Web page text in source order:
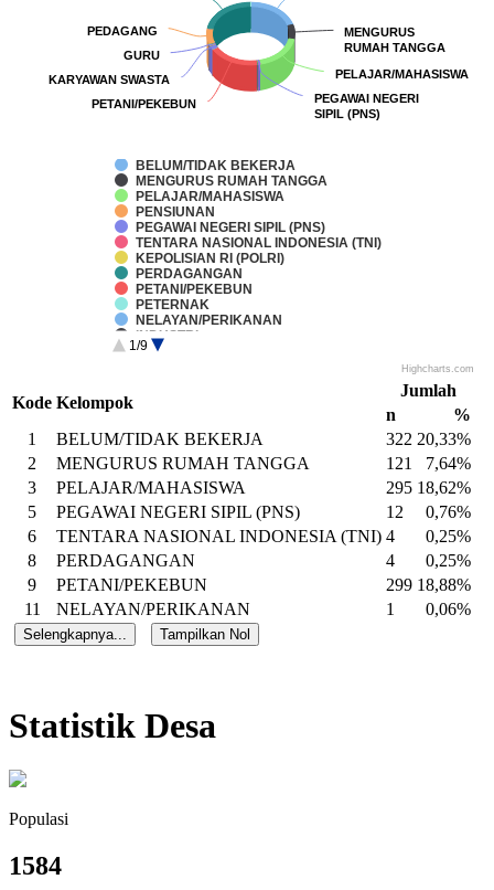
MENGURUS
RUMAH TANGGA
MENGURUS
RUMAH TANGGA
PELAJAR/MAHASISWA
PELAJAR/MAHASISWA
PEGAWAI NEGERI
SIPIL (PNS)
PEGAWAI NEGERI
SIPIL (PNS)
PETANI/PEKEBUN
PETANI/PEKEBUN
KARYAWAN SWASTA
KARYAWAN SWASTA
GURU
GURU
PEDAGANG
PEDAGANG
BELUM/TIDAK BEKERJA
MENGURUS RUMAH TANGGA
PELAJAR/MAHASISWA
PENSIUNAN
PEGAWAI NEGERI SIPIL (PNS)
TENTARA NASIONAL INDONESIA (TNI)
KEPOLISIAN RI (POLRI)
PERDAGANGAN
PETANI/PEKEBUN
PETERNAK
NELAYAN/PERIKANAN
INDUSTRI
KONSTRUKSI
BURUH HARIAN LEPAS
BURUH TANI/PERKEBUNAN
BURUH PETERNAKAN
PEMBANTU RUMAH TANGGA
TUKANG CUKUR
TUKANG LISTRIK
TUKANG BATU
TUKANG KAYU
TUKANG SOL SEPATU
TUKANG JAHIT
TUKANG GIGI
PENATA RIAS
TABIB
PARAJI
1/9
Highcharts.com
Kode Kelompok
Jumlah
n
%
1
BELUM/TIDAK BEKERJA 322 20,33%
2
MENGURUS RUMAH TANGGA 121
7,64%
3
PELAJAR/MAHASISWA 295 18,62%
5
PEGAWAI NEGERI SIPIL (PNS) 12
0,76%
6
TENTARA NASIONAL INDONESIA (TNI) 4
0,25%
8
PERDAGANGAN 4
0,25%
9
PETANI/PEKEBUN 299 18,88%
11
NELAYAN/PERIKANAN 1 0,06%
Selengkapnya... Tampilkan Nol
Statistik Desa
Populasi
1584